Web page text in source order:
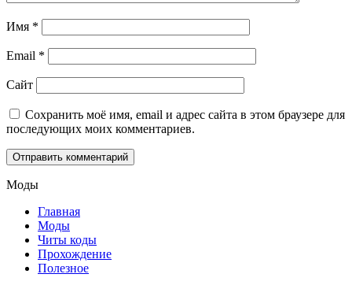
Имя *
Email *
Сайт
Сохранить моё имя, email и адрес сайта в этом браузере для
последующих моих комментариев.
Моды
Главная
Моды
Читы коды
Прохождение
Полезное